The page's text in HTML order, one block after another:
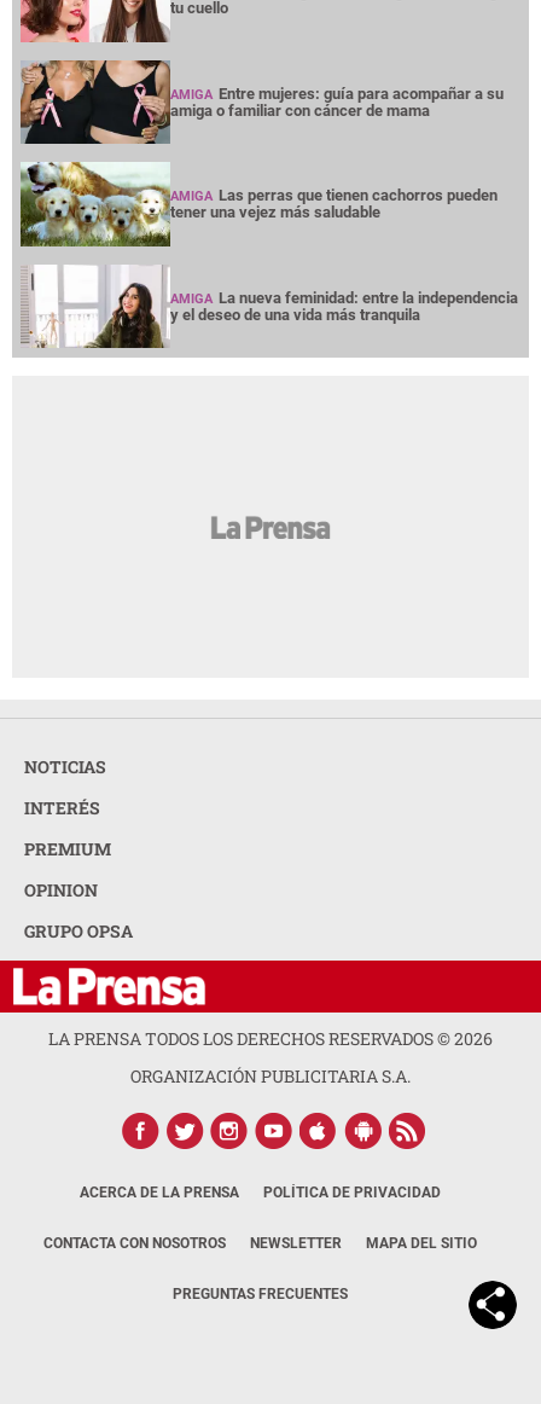
tu cuello
AMIGA Entre mujeres: guía para acompañar a su
amiga o familiar con cáncer de mama
AMIGA Las perras que tienen cachorros pueden
tener una vejez más saludable
AMIGA La nueva feminidad: entre la independencia
y el deseo de una vida más tranquila
NOTICIAS
INTERÉS
PREMIUM
OPINION
GRUPO OPSA
LA PRENSA TODOS LOS DERECHOS RESERVADOS ©2026
ORGANIZACIÓN PUBLICITARIA S.A.
ACERCA DE LA PRENSA POLÍTICA DE PRIVACIDAD
CONTACTA CON NOSOTROS NEWSLETTER MAPA DEL SITIO
PREGUNTAS FRECUENTES